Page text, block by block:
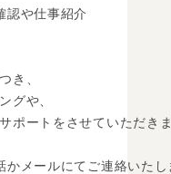
認や仕事紹介
き、
グや、
ポートをさせていただき
かメールにてご連絡いたし